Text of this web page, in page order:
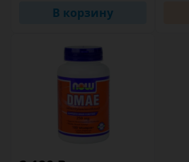
В корзину